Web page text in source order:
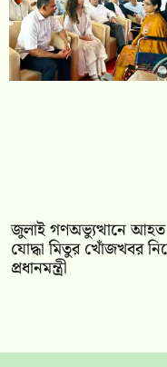
জুলাই গণঅভ্যুত্থানে আহত
যোদ্ধা মিতুর খোঁজখবর
প্রধানমন্ত্রী